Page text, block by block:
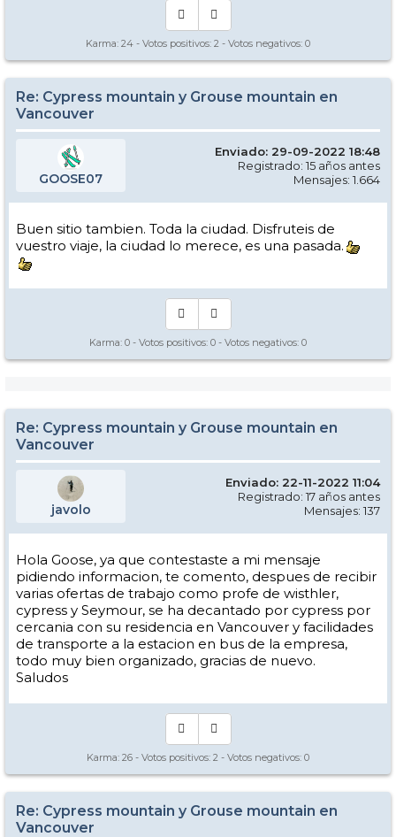
Karma: 24 - Votos positivos: 2 - Votos negativos: 0
Re: Cypress mountain y Grouse mountain en
Vancouver
GOOSE07
Enviado: 29-09-2022 18:48
Registrado: 15 años antes
Mensajes: 1.664
Buen sitio tambien. Toda la ciudad. Disfruteis de
vuestro viaje, la ciudad lo merece, es una pasada.
Karma: 0 - Votos positivos: 0 - Votos negativos: 0
Re: Cypress mountain y Grouse mountain en
Vancouver
javolo
Enviado: 22-11-2022 11:04
Registrado: 17 años antes
Mensajes: 137
Hola Goose, ya que contestaste a mi mensaje
pidiendo informacion, te comento, despues de recibir
varias ofertas de trabajo como profe de wisthler,
cypress y Seymour, se ha decantado por cypress por
cercania con su residencia en Vancouver y facilidades
de transporte a la estacion en bus de la empresa,
todo muy bien organizado, gracias de nuevo.
Saludos
Karma: 26 - Votos positivos: 2 - Votos negativos: 0
Re: Cypress mountain y Grouse mountain en
Vancouver